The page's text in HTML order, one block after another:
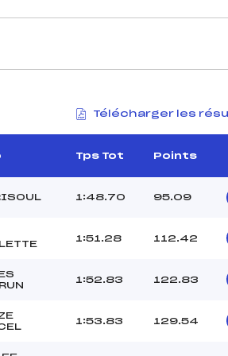
LE
4790/
Télécharger les
Tps Tot Points
1:48.70 95.09
1:51.28 112.42
1:52.83 122.83
1:53.83 129.54